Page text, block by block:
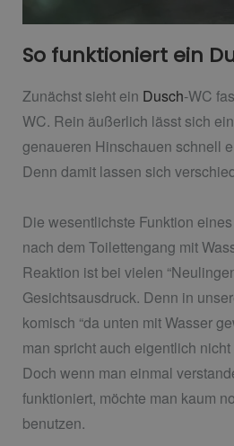
So funktioniert ein
Zunächst sieht ein Dusch-WC
WC. Rein äußerlich lässt sich
genaueren Hinschauen schnell
Denn damit lassen sich
Die wesentlichste Funktion
nach dem Toilettengang mit
Reaktion ist bei vielen
Gesichtsausdruck. Denn in
komisch “da unten mit Wasser
man spricht auch eigentlich
Doch wenn man einmal
funktioniert, möchte man kaum
benutzen.